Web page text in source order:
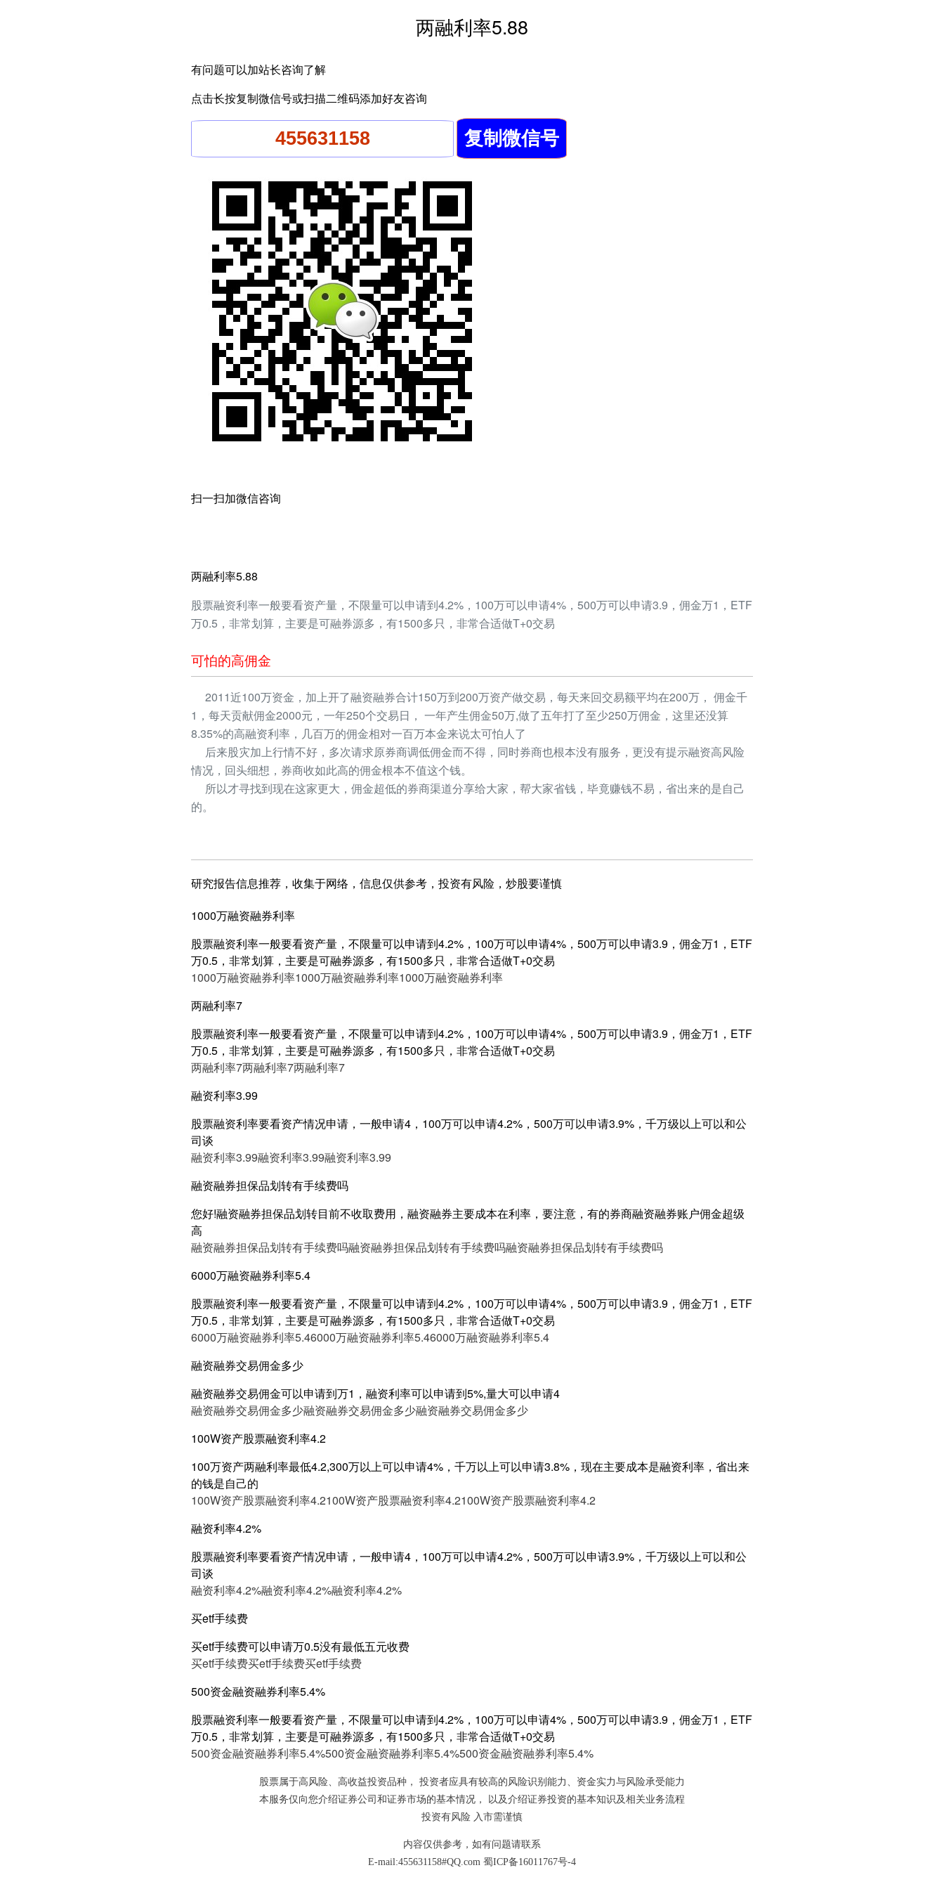
两融利率5.88
有问题可以加站长咨询了解
点击长按复制微信号或扫描二维码添加好友咨询
扫一扫加微信咨询
两融利率5.88
股票融资利率一般要看资产量，不限量可以申请到4.2%，100万可以申请4%，500万可以申请3.9，佣金万1，ETF
万0.5，非常划算，主要是可融券源多，有1500多只，非常合适做T+0交易
可怕的高佣金
2011近100万资金，加上开了融资融券合计150万到200万资产做交易，每天来回交易额平均在200万， 佣金千
1，每天贡献佣金2000元，一年250个交易日， 一年产生佣金50万,做了五年打了至少250万佣金，这里还没算
8.35%的高融资利率，几百万的佣金相对一百万本金来说太可怕人了
后来股灾加上行情不好，多次请求原券商调低佣金而不得，同时券商也根本没有服务，更没有提示融资高风险
情况，回头细想，券商收如此高的佣金根本不值这个钱。
所以才寻找到现在这家更大，佣金超低的券商渠道分享给大家，帮大家省钱，毕竟赚钱不易，省出来的是自己
的。
研究报告信息推荐，收集于网络，信息仅供参考，投资有风险，炒股要谨慎
1000万融资融券利率
股票融资利率一般要看资产量，不限量可以申请到4.2%，100万可以申请4%，500万可以申请3.9，佣金万1，ETF
万0.5，非常划算，主要是可融券源多，有1500多只，非常合适做T+0交易
1000万融资融券利率1000万融资融券利率1000万融资融券利率
两融利率7
股票融资利率一般要看资产量，不限量可以申请到4.2%，100万可以申请4%，500万可以申请3.9，佣金万1，ETF
万0.5，非常划算，主要是可融券源多，有1500多只，非常合适做T+0交易
两融利率7两融利率7两融利率7
融资利率3.99
股票融资利率要看资产情况申请，一般申请4，100万可以申请4.2%，500万可以申请3.9%，千万级以上可以和公
司谈
融资利率3.99融资利率3.99融资利率3.99
融资融券担保品划转有手续费吗
您好!融资融券担保品划转目前不收取费用，融资融券主要成本在利率，要注意，有的券商融资融券账户佣金超级
高
融资融券担保品划转有手续费吗融资融券担保品划转有手续费吗融资融券担保品划转有手续费吗
6000万融资融券利率5.4
股票融资利率一般要看资产量，不限量可以申请到4.2%，100万可以申请4%，500万可以申请3.9，佣金万1，ETF
万0.5，非常划算，主要是可融券源多，有1500多只，非常合适做T+0交易
6000万融资融券利率5.46000万融资融券利率5.46000万融资融券利率5.4
融资融券交易佣金多少
融资融券交易佣金可以申请到万1，融资利率可以申请到5%,量大可以申请4
融资融券交易佣金多少融资融券交易佣金多少融资融券交易佣金多少
100W资产股票融资利率4.2
100万资产两融利率最低4.2,300万以上可以申请4%，千万以上可以申请3.8%，现在主要成本是融资利率，省出来
的钱是自己的
100W资产股票融资利率4.2100W资产股票融资利率4.2100W资产股票融资利率4.2
融资利率4.2%
股票融资利率要看资产情况申请，一般申请4，100万可以申请4.2%，500万可以申请3.9%，千万级以上可以和公
司谈
融资利率4.2%融资利率4.2%融资利率4.2%
买etf手续费
买etf手续费可以申请万0.5没有最低五元收费
买etf手续费买etf手续费买etf手续费
500资金融资融券利率5.4%
股票融资利率一般要看资产量，不限量可以申请到4.2%，100万可以申请4%，500万可以申请3.9，佣金万1，ETF
万0.5，非常划算，主要是可融券源多，有1500多只，非常合适做T+0交易
500资金融资融券利率5.4%500资金融资融券利率5.4%500资金融资融券利率5.4%
股票属于高风险、高收益投资品种， 投资者应具有较高的风险识别能力、资金实力与风险承受能力
本服务仅向您介绍证券公司和证券市场的基本情况， 以及介绍证券投资的基本知识及相关业务流程
投资有风险 入市需谨慎
内容仅供参考，如有问题请联系
E-mail:455631158#QQ.com 蜀ICP备16011767号-4